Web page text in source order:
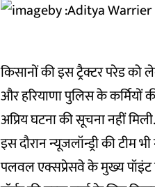
किसानों की इस ट्रैक्टर परेड
और हरियाणा पुलिस के कर्मियों
अप्रिय घटना की सूचना नहीं मिली.
इस दौरान न्यूजलॉन्ड्री की टीम
पलवल एक्सप्रेसवे के मुख्य पॉइंट